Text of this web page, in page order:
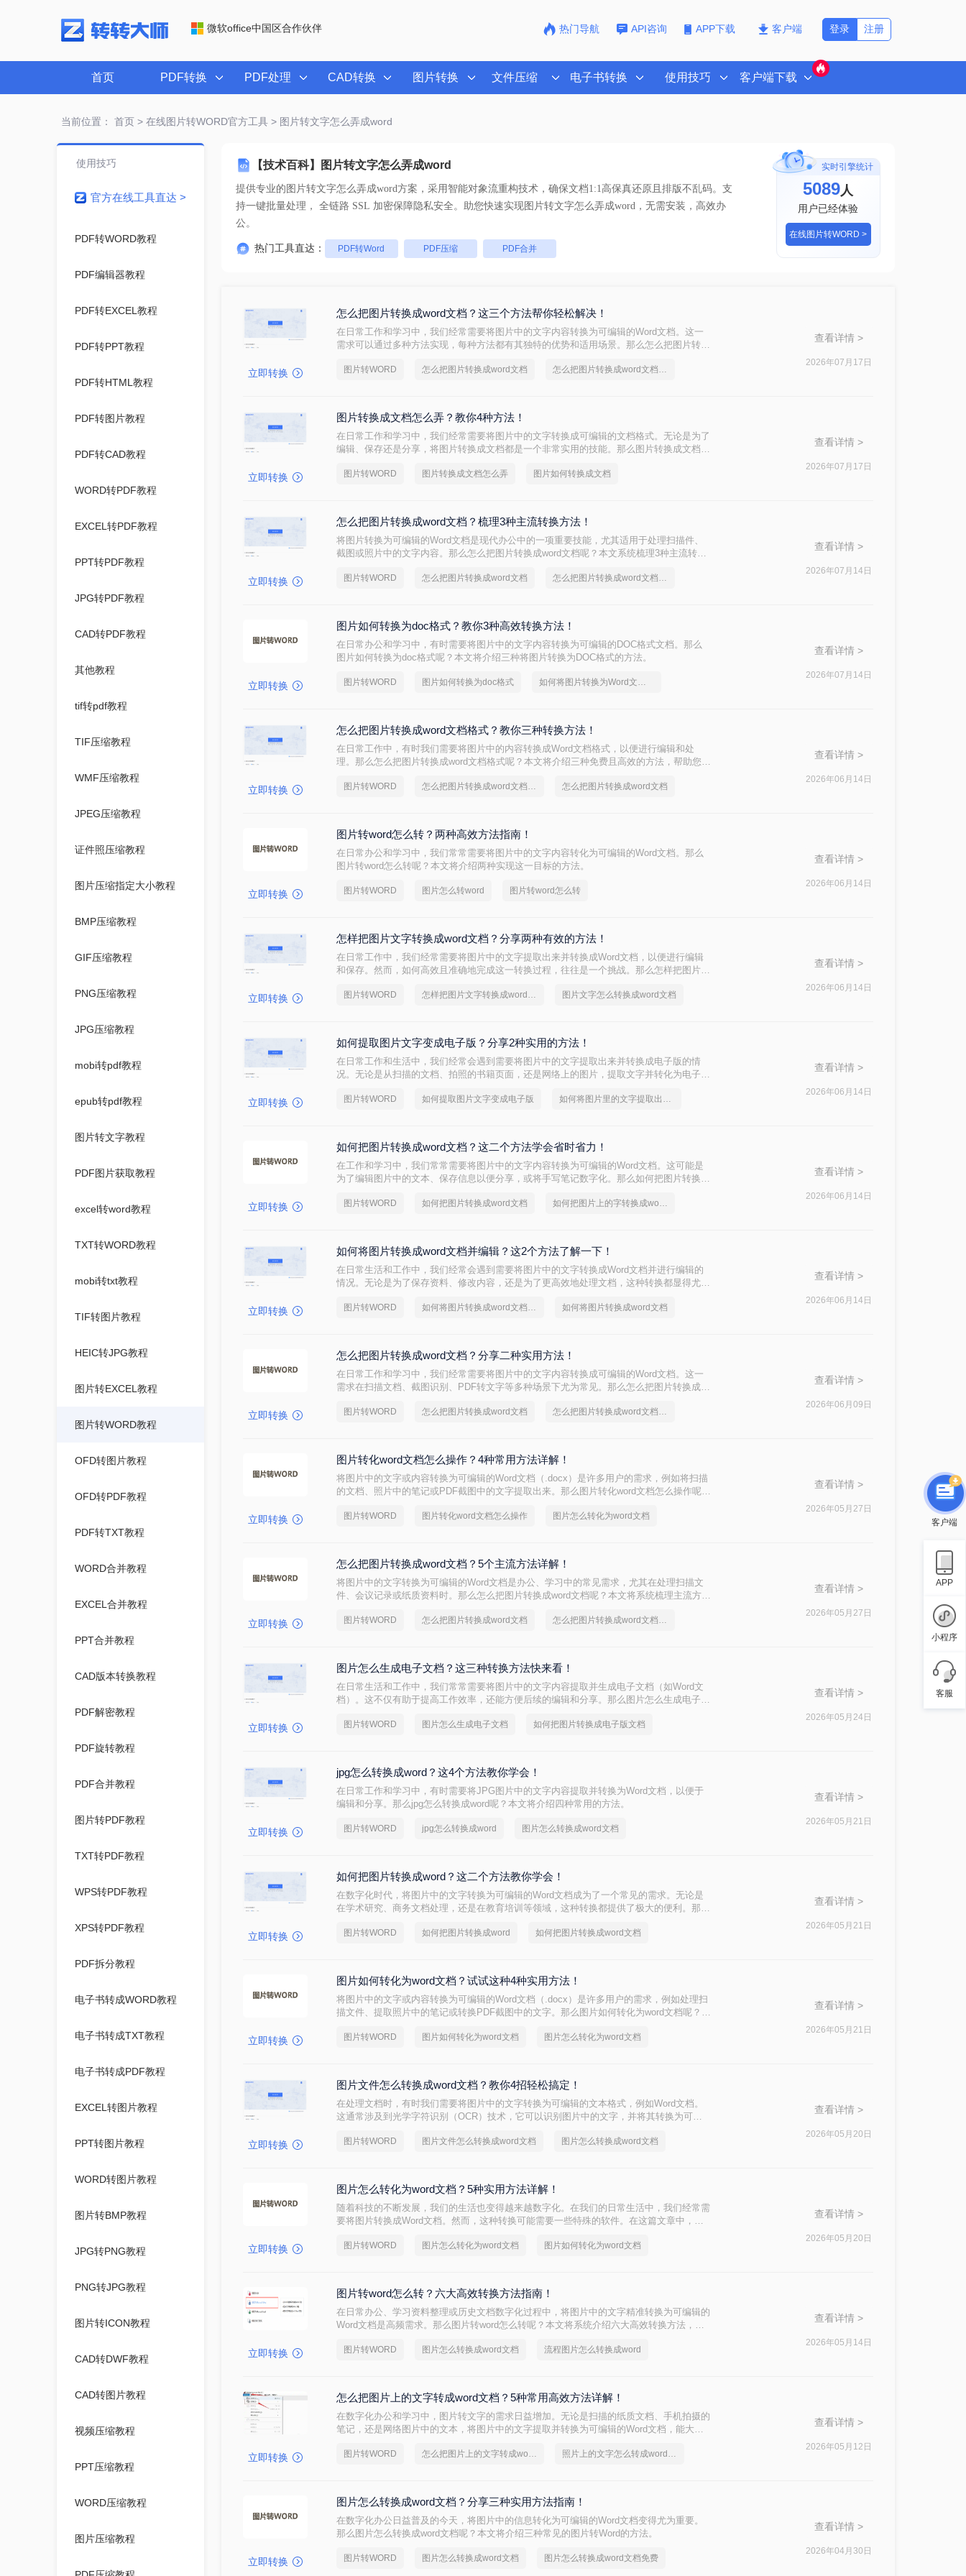
微软office中国区合作伙伴 热门导航 API咨询 APP下载 客户端 注册
登录
首页 PDF转换 PDF处理 CAD转换 图片转换 文件压缩 电子书转换 使用技巧 客户端下载
当前位置： 首页> 在线图片转WORD官方工具> 图片转文字怎么弄成word
【技术百科】图片转文字怎么弄成word
提供专业的 图片转文字怎么弄成word方案，采用智能对象流重构技术，确保文档1:1高保真还原且排版不乱码。支
持一键批量处理， 全链路 SSL 加密保障隐私安全。助您快速实现图片转文字怎么弄成word，无需安装，高效办
公。
热门工具直达： PDF转Word PDF压缩 PDF合并
实时引擎统计
5089人
用户已经体验
在线图片转WORD >
使用技巧
官方在线工具直达 >
PDF转WORD教程
PDF编辑器教程
PDF转EXCEL教程
PDF转PPT教程
PDF转HTML教程
PDF转图片教程
PDF转CAD教程
WORD转PDF教程
EXCEL转PDF教程
PPT转PDF教程
JPG转PDF教程
CAD转PDF教程
其他教程
tif转pdf教程
TIF压缩教程
WMF压缩教程
JPEG压缩教程
证件照压缩教程
图片压缩指定大小教程
BMP压缩教程
GIF压缩教程
PNG压缩教程
JPG压缩教程
mobi转pdf教程
epub转pdf教程
图片转文字教程
PDF图片获取教程
excel转word教程
TXT转WORD教程
mobi转txt教程
TIF转图片教程
HEIC转JPG教程
图片转EXCEL教程
图片转WORD教程
OFD转图片教程
OFD转PDF教程
PDF转TXT教程
WORD合并教程
EXCEL合并教程
PPT合并教程
CAD版本转换教程
PDF解密教程
PDF旋转教程
PDF合并教程
图片转PDF教程
TXT转PDF教程
WPS转PDF教程
XPS转PDF教程
PDF拆分教程
电子书转成WORD教程
电子书转成TXT教程
电子书转成PDF教程
EXCEL转图片教程
PPT转图片教程
WORD转图片教程
图片转BMP教程
JPG转PNG教程
PNG转JPG教程
图片转ICON教程
CAD转DWF教程
CAD转图片教程
视频压缩教程
PPT压缩教程
WORD压缩教程
图片压缩教程
立即转换
怎么把图片转换成word文档？这三个方法帮你轻松解决！
在日常工作和学习中，我们经常需要将图片中的文字内容转换为可编辑的Word文档。这一
需求可以通过多种方法实现，每种方法都有其独特的优势和适用场景。那么怎么把图片转换
时推荐一些实用的工具。
图片转WORD 怎么把图片转换成word文档 怎么把图片转换成word文档格式
查看详情 >
2026年07月17日
立即转换
图片转换成文档怎么弄？教你4种方法！
在日常工作和学习中，我们经常需要将图片中的文字转换成可编辑的文档格式。无论是为了
编辑、保存还是分享，将图片转换成文档都是一个非常实用的技能。那么图片转换成文档怎
图片转WORD 图片转换成文档怎么弄 图片如何转换成文档
查看详情 >
2026年07月17日
立即转换
怎么把图片转换成word文档？梳理3种主流转换方法！
将图片转换为可编辑的Word文档是现代办公中的一项重要技能，尤其适用于处理扫描件、
截图或照片中的文字内容。那么怎么把图片转换成word文档呢？本文系统梳理3种主流转换
图片转WORD 怎么把图片转换成word文档 怎么把图片转换成word文档格式
查看详情 >
2026年07月14日
立即转换
图片如何转换为doc格式？教你3种高效转换方法！
在日常办公和学习中，有时需要将图片中的文字内容转换为可编辑的DOC格式文档。那么
图片如何转换为doc格式呢？本文将介绍三种将图片转换为DOC格式的方法。
图片转WORD 图片如何转换为doc格式 如何将图片转换为Word文档格式
查看详情 >
2026年07月14日
立即转换
怎么把图片转换成word文档格式？教你三种转换方法！
在日常工作中，有时我们需要将图片中的内容转换成Word文档格式，以便进行编辑和处
理。那么怎么把图片转换成word文档格式呢？本文将介绍三种免费且高效的方法，帮助您轻
图片转WORD 怎么把图片转换成word文档格式 怎么把图片转换成word文档
查看详情 >
2026年06月14日
立即转换
图片转word怎么转？两种高效方法指南！
在日常办公和学习中，我们常常需要将图片中的文字内容转化为可编辑的Word文档。那么
图片转word怎么转呢？本文将介绍两种实现这一目标的方法。
图片转WORD 图片怎么转word 图片转word怎么转
查看详情 >
2026年06月14日
立即转换
怎样把图片文字转换成word文档？分享两种有效的方法！
在日常工作中，我们经常需要将图片中的文字提取出来并转换成Word文档，以便进行编辑
和保存。然而，如何高效且准确地完成这一转换过程，往往是一个挑战。那么怎样把图片文
的转换。
图片转WORD 怎样把图片文字转换成word文档 图片文字怎么转换成word文档
查看详情 >
2026年06月14日
立即转换
如何提取图片文字变成电子版？分享2种实用的方法！
在日常工作和生活中，我们经常会遇到需要将图片中的文字提取出来并转换成电子版的情
况。无论是从扫描的文档、拍照的书籍页面，还是网络上的图片，提取文字并转化为电子版
用的方法来实现这一目标。
图片转WORD 如何提取图片文字变成电子版 如何将图片里的文字提取出来变成文档
查看详情 >
2026年06月14日
立即转换
如何把图片转换成word文档？这二个方法学会省时省力！
在工作和学习中，我们常常需要将图片中的文字内容转换为可编辑的Word文档。这可能是
为了编辑图片中的文本、保存信息以便分享，或将手写笔记数字化。那么如何把图片转换成
图片转WORD 如何把图片转换成word文档 如何把图片上的字转换成word文档
查看详情 >
2026年06月14日
立即转换
如何将图片转换成word文档并编辑？这2个方法了解一下！
在日常生活和工作中，我们经常会遇到需要将图片中的文字转换成Word文档并进行编辑的
情况。无论是为了保存资料、修改内容，还是为了更高效地处理文档，这种转换都显得尤为
标。
图片转WORD 如何将图片转换成word文档并编辑 如何将图片转换成word文档
查看详情 >
2026年06月14日
立即转换
怎么把图片转换成word文档？分享二种实用方法！
在日常工作和学习中，我们经常需要将图片中的文字内容转换成可编辑的Word文档。这一
需求在扫描文档、截图识别、PDF转文字等多种场景下尤为常见。那么怎么把图片转换成
图片转WORD 怎么把图片转换成word文档 怎么把图片转换成word文档格式
查看详情 >
2026年06月09日
立即转换
图片转化word文档怎么操作？4种常用方法详解！
将图片中的文字或内容转换为可编辑的Word文档（.docx）是许多用户的需求，例如将扫描
的文档、照片中的笔记或PDF截图中的文字提取出来。那么图片转化word文档怎么操作呢？
图片转WORD 图片转化word文档怎么操作 图片怎么转化为word文档
查看详情 >
2026年05月27日
立即转换
怎么把图片转换成word文档？5个主流方法详解！
将图片中的文字转换为可编辑的Word文档是办公、学习中的常见需求，尤其在处理扫描文
件、会议记录或纸质资料时。那么怎么把图片转换成word文档呢？本文将系统梳理主流方
图片转WORD 怎么把图片转换成word文档 怎么把图片转换成word文档格式
查看详情 >
2026年05月27日
立即转换
图片怎么生成电子文档？这三种转换方法快来看！
在日常生活和工作中，我们常常需要将图片中的文字内容提取并生成电子文档（如Word文
档）。这不仅有助于提高工作效率，还能方便后续的编辑和分享。那么图片怎么生成电子文
图片转WORD 图片怎么生成电子文档 如何把图片转换成电子版文档
查看详情 >
2026年05月24日
立即转换
jpg怎么转换成word？这4个方法教你学会！
在日常工作和学习中，有时需要将JPG图片中的文字内容提取并转换为Word文档，以便于
编辑和分享。那么jpg怎么转换成word呢？本文将介绍四种常用的方法。
图片转WORD jpg怎么转换成word 图片怎么转换成word文档
查看详情 >
2026年05月21日
立即转换
如何把图片转换成word？这二个方法教你学会！
在数字化时代，将图片中的文字转换为可编辑的Word文档成为了一个常见的需求。无论是
在学术研究、商务文档处理，还是在教育培训等领域，这种转换都提供了极大的便利。那么
图片转WORD 如何把图片转换成word 如何把图片转换成word文档
查看详情 >
2026年05月21日
立即转换
图片如何转化为word文档？试试这种4种实用方法！
将图片中的文字或内容转换为可编辑的Word文档（.docx）是许多用户的需求，例如处理扫
描文件、提取照片中的笔记或转换PDF截图中的文字。那么图片如何转化为word文档呢？本
图片转WORD 图片如何转化为word文档 图片怎么转化为word文档
查看详情 >
2026年05月21日
立即转换
图片文件怎么转换成word文档？教你4招轻松搞定！
在处理文档时，有时我们需要将图片中的文字转换为可编辑的文本格式，例如Word文档。
这通常涉及到光学字符识别（OCR）技术，它可以识别图片中的文字，并将其转换为可编
Word文档的转换。
图片转WORD 图片文件怎么转换成word文档 图片怎么转换成word文档
查看详情 >
2026年05月20日
立即转换
图片怎么转化为word文档？5种实用方法详解！
随着科技的不断发展，我们的生活也变得越来越数字化。在我们的日常生活中，我们经常需
要将图片转换成Word文档。然而，这种转换可能需要一些特殊的软件。在这篇文章中，我
图片转WORD 图片怎么转化为word文档 图片如何转化为word文档
查看详情 >
2026年05月20日
立即转换
图片转word怎么转？六大高效转换方法指南！
在日常办公、学习资料整理或历史文档数字化过程中，将图片中的文字精准转换为可编辑的
Word文档是高频需求。那么图片转word怎么转呢？本文将系统介绍六大高效转换方法，涵
图片转WORD 图片怎么转换成word文档 流程图片怎么转换成word
查看详情 >
2026年05月14日
立即转换
怎么把图片上的文字转成word文档？5种常用高效方法详解！
在数字化办公和学习中，图片转文字的需求日益增加。无论是扫描的纸质文档、手机拍摄的
笔记，还是网络图片中的文本，将图片中的文字提取并转换为可编辑的Word文档，能大幅
法，帮助您快速选择最适合的方案。
图片转WORD 怎么把图片上的文字转成word文档 照片上的文字怎么转成word文档
查看详情 >
2026年05月12日
立即转换
图片怎么转换成word文档？分享三种实用方法指南！
在数字化办公日益普及的今天，将图片中的信息转化为可编辑的Word文档变得尤为重要。
那么图片怎么转换成word文档呢？本文将介绍三种常见的图片转Word的方法。
图片转WORD 图片怎么转换成word文档 图片怎么转换成word文档免费
查看详情 >
2026年04月30日
客户端
APP
小程序
客服